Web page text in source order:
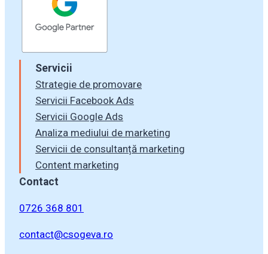
Servicii
Strategie de promovare
Servicii Facebook Ads
Servicii Google Ads
Analiza mediului de marketing
Servicii de consultanță marketing
Content marketing
Contact
0726 368 801
contact@csogeva.ro